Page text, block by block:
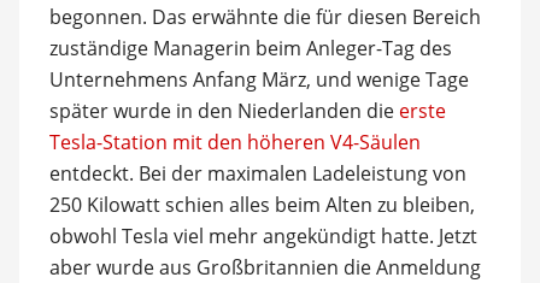
begonnen. Das erwähnte die für diesen Bereich
zuständige Managerin beim Anleger-Tag des
Unternehmens Anfang März, und wenige Tage
später wurde in den Niederlanden die erste
Tesla-Station mit den höheren V4-Säulen
entdeckt. Bei der maximalen Ladeleistung von
250 Kilowatt schien alles beim Alten zu bleiben,
obwohl Tesla viel mehr angekündigt hatte. Jetzt
aber wurde aus Großbritannien die Anmeldung